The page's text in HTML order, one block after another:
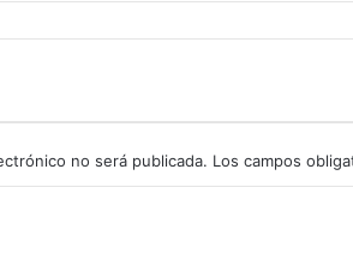
no será publicada. Los campos